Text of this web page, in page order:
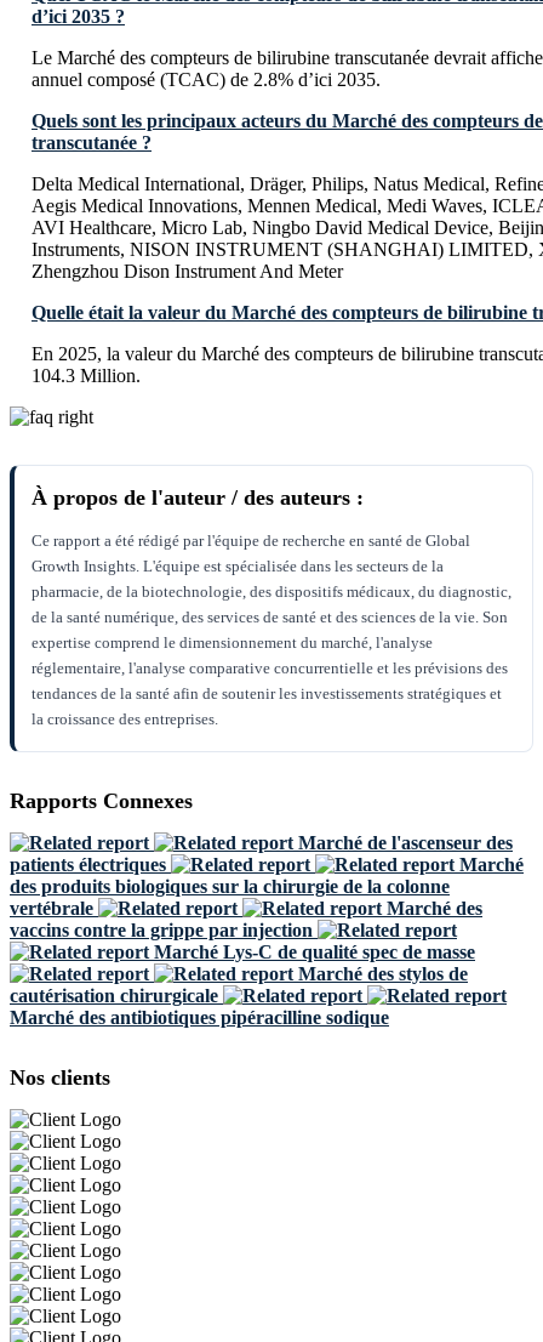
d’ici 2035 ?
Le Marché des compteurs de bilirubine transcutanée devrait
annuel composé (TCAC) de 2.8% d’ici 2035.
Quels sont les principaux acteurs du Marché des compteurs
transcutanée ?
Delta Medical International, Dräger, Philips, Natus Medical,
Aegis Medical Innovations, Mennen Medical, Medi Waves,
AVI Healthcare, Micro Lab, Ningbo David Medical Device,
Instruments, NISON INSTRUMENT (SHANGHAI) LIMITED,
Zhengzhou Dison Instrument And Meter
Quelle était la valeur du Marché des compteurs de bilirubine
En 2025, la valeur du Marché des compteurs de bilirubine
104.3 Million.
À propos de l'auteur / des auteurs :
Ce rapport a été rédigé par l'équipe de recherche en santé de Global
Growth Insights. L'équipe est spécialisée dans les secteurs de la
pharmacie, de la biotechnologie, des dispositifs médicaux, du diagnostic,
de la santé numérique, des services de santé et des sciences de la vie. Son
expertise comprend le dimensionnement du marché, l'analyse
réglementaire, l'analyse comparative concurrentielle et les prévisions des
tendances de la santé afin de soutenir les investissements stratégiques et
la croissance des entreprises.
Rapports Connexes
Marché de l'ascenseur des
patients électriques
Marché
des produits biologiques sur la chirurgie de la colonne
vertébrale
Marché des
vaccins contre la grippe par injection
Marché Lys-C de qualité spec de masse
Marché des stylos de
cautérisation chirurgicale
Marché des antibiotiques pipéracilline sodique
Nos clients